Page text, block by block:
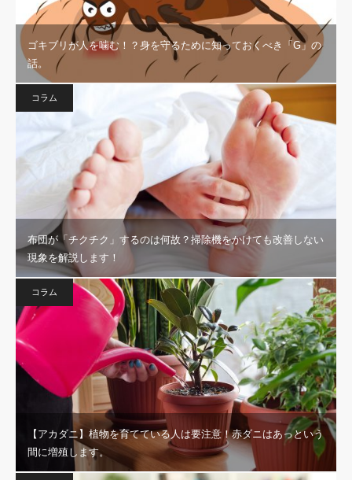
ゴキブリが人を噛む！？身を守るために知っておくべき「G」の
話。
コラム
布団が「チクチク」するのは何故？掃除機をかけても改善しない
現象を解説します！
コラム
【アカダニ】植物を育てている人は要注意！赤ダニはあっという
間に増殖します。